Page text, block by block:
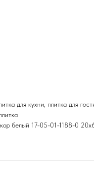
для кухни, плитка для
белый 17-05-01-1188-0